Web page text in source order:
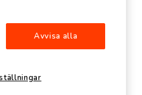
Avvisa alla